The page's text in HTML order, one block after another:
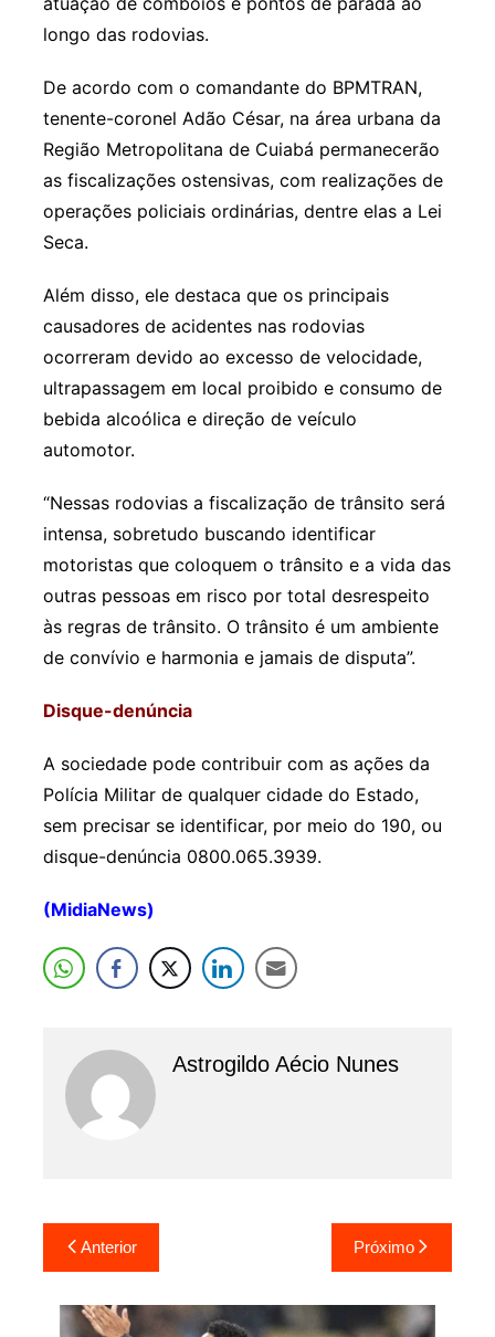
longo das rodovias.
De acordo com o comandante do BPMTRAN,
tenente-coronel Adão César, na área urbana da
Região Metropolitana de Cuiabá permanecerão
as fiscalizações ostensivas, com realizações de
operações policiais ordinárias, dentre elas a Lei
Seca.
Além disso, ele destaca que os principais
causadores de acidentes nas rodovias
ocorreram devido ao excesso de velocidade,
ultrapassagem em local proibido e consumo de
bebida alcoólica e direção de veículo
automotor.
“Nessas rodovias a fiscalização de trânsito será
intensa, sobretudo buscando identificar
motoristas que coloquem o trânsito e a vida das
outras pessoas em risco por total desrespeito
às regras de trânsito. O trânsito é um ambiente
de convívio e harmonia e jamais de disputa”.
Disque-denúncia
A sociedade pode contribuir com as ações da
Polícia Militar de qualquer cidade do Estado,
sem precisar se identificar, por meio do 190, ou
disque-denúncia 0800.065.3939.
(MidiaNews)
Astrogildo Aécio Nunes
Navegação
de
Post
Anterior Próximo